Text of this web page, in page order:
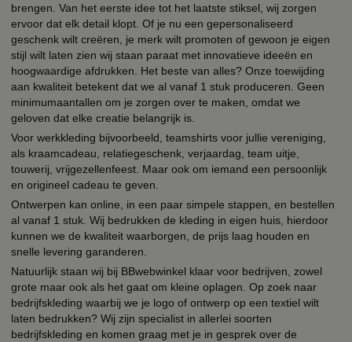
brengen. Van het eerste idee tot het laatste stiksel, wij zorgen
ervoor dat elk detail klopt. Of je nu een gepersonaliseerd
geschenk wilt creëren, je merk wilt promoten of gewoon je eigen
stijl wilt laten zien wij staan paraat met innovatieve ideeën en
hoogwaardige afdrukken. Het beste van alles? Onze toewijding
aan kwaliteit betekent dat we al vanaf 1 stuk produceren. Geen
minimumaantallen om je zorgen over te maken, omdat we
geloven dat elke creatie belangrijk is.
Voor werkkleding bijvoorbeeld, teamshirts voor jullie vereniging,
als kraamcadeau, relatiegeschenk, verjaardag, team uitje,
touwerij, vrijgezellenfeest. Maar ook om iemand een persoonlijk
en origineel cadeau te geven.
Ontwerpen kan online, in een paar simpele stappen, en bestellen
al vanaf 1 stuk. Wij bedrukken de kleding in eigen huis, hierdoor
kunnen we de kwaliteit waarborgen, de prijs laag houden en
snelle levering garanderen.
Natuurlijk staan wij bij BBwebwinkel klaar voor bedrijven, zowel
grote maar ook als het gaat om kleine oplagen. Op zoek naar
bedrijfskleding waarbij we je logo of ontwerp op een textiel wilt
laten bedrukken? Wij zijn specialist in allerlei soorten
bedrijfskleding en komen graag met je in gesprek over de